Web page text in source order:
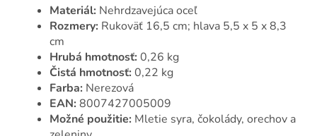
Materiál: Nehrdzavejúca oceľ
Rozmery: Rukoväť 16,5 cm; hlava 5,5 x 5 x 8,3
cm
Hrubá hmotnosť: 0,26 kg
Čistá hmotnosť: 0,22 kg
Farba: Nerezová
EAN: 8007427005009
Možné použitie: Mletie syra, čokolády, orechov a